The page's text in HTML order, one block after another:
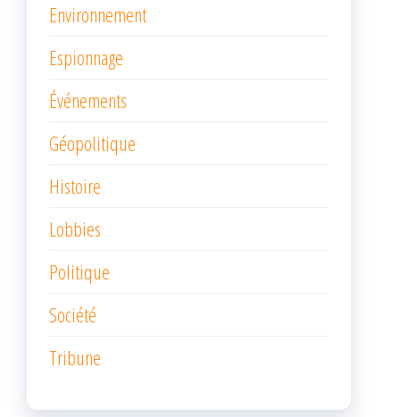
Environnement
Espionnage
Événements
Géopolitique
Histoire
Lobbies
Politique
Société
Tribune